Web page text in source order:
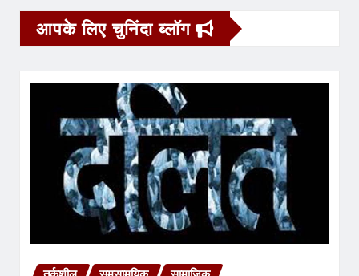
आपके लिए चुनिंदा ब्लॉग